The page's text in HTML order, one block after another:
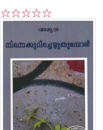
5
4
3
2
1